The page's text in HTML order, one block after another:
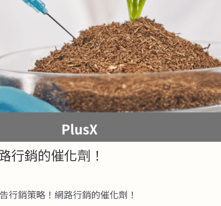
行銷的催化劑！
行銷策略！網路行銷的催化劑！